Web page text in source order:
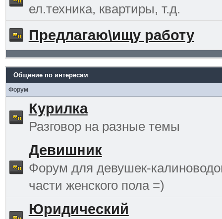
ел.техника, квартиры, т.д.
Предлагаю\ищу работу
Общение по интересам
Форум
Курилка
Разговор на разные темы
Девишник
Форум для девушек-
части женского пола =)
Юридический